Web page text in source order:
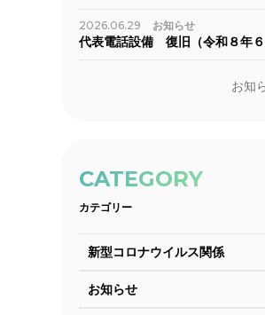
2026.06.29 お知らせ
代表電話設備 復旧（令和８年
お知
CATEGORY
カテゴリー
新型コロナウイルス関係
お知らせ